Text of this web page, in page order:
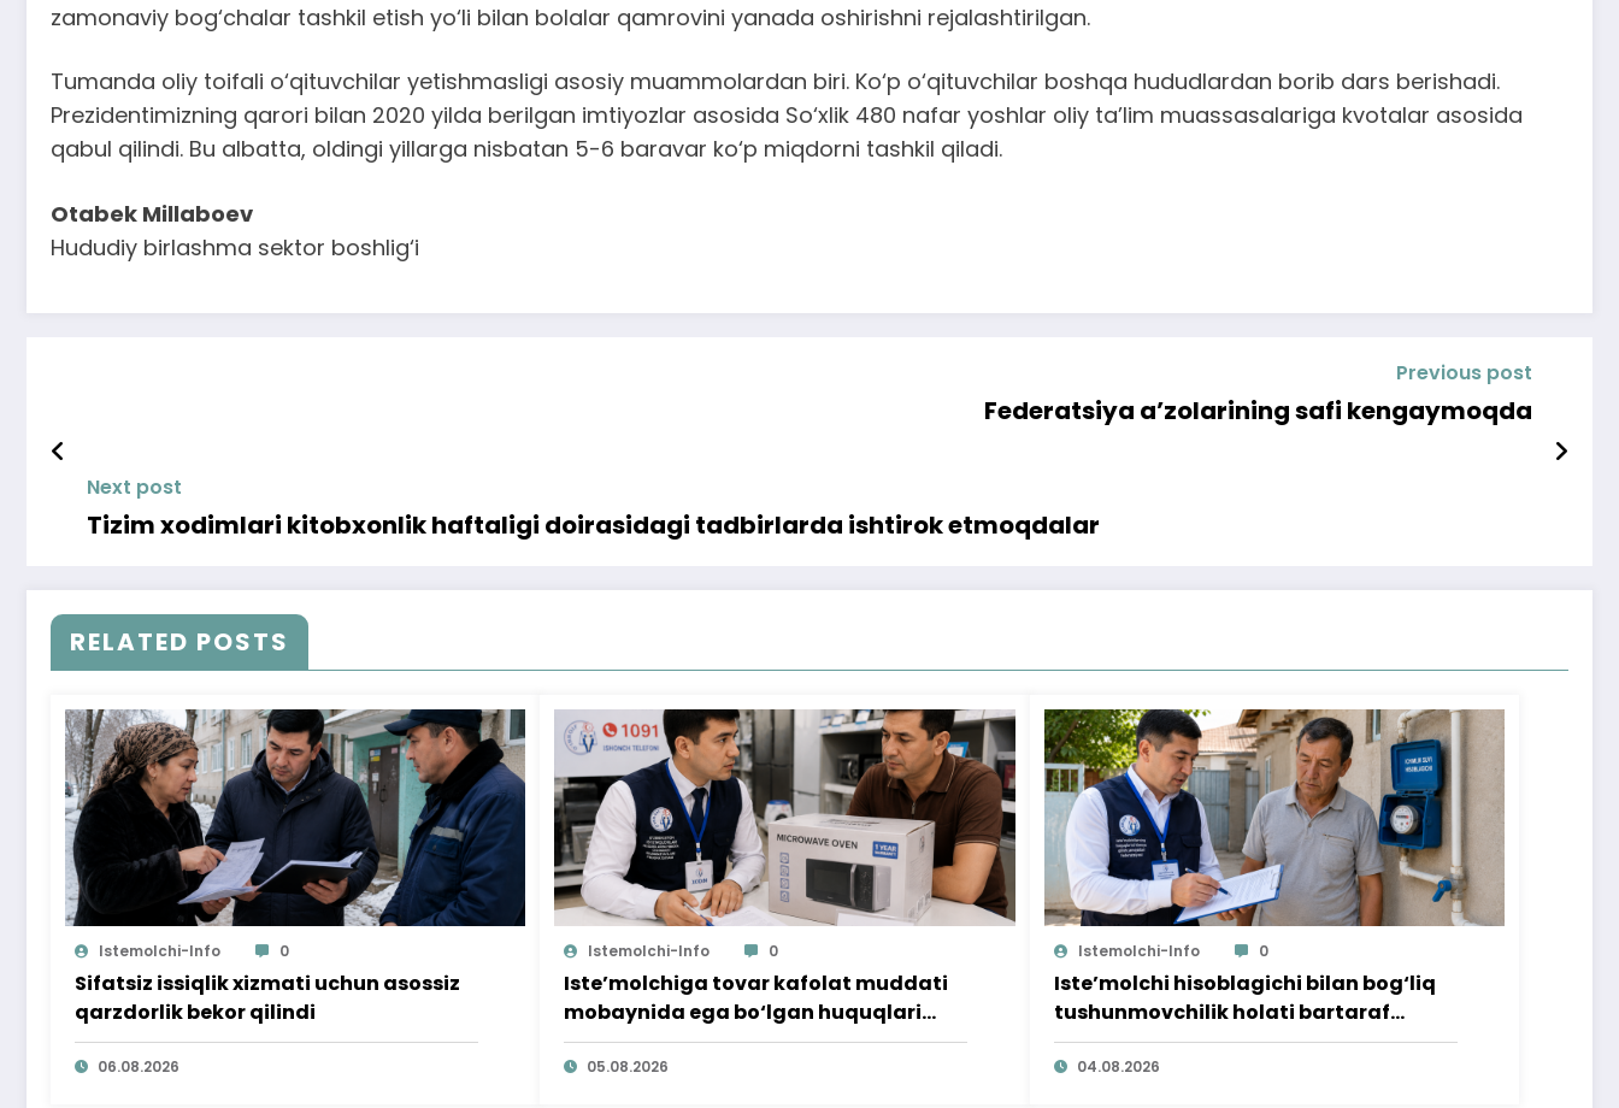
zamonaviy bog‘chalar tashkil etish yo‘li bilan bolalar qamrovini yanada oshirishni rejalashtirilgan.
Tumanda oliy toifali o‘qituvchilar yetishmasligi asosiy muammolardan biri. Ko‘p o‘qituvchilar boshqa hududlardan borib dars berishadi.
Prezidentimizning qarori bilan 2020 yilda berilgan imtiyozlar asosida So‘xlik 480 nafar yoshlar oliy ta’lim muassasalariga kvotalar asosida
qabul qilindi. Bu albatta, oldingi yillarga nisbatan 5-6 baravar ko‘p miqdorni tashkil qiladi.
Otabek Millaboev
Hududiy birlashma sektor boshlig‘i
Previous post
Federatsiya a’zolarining safi kengaymoqda
Next post
Tizim xodimlari kitobxonlik haftaligi doirasidagi tadbirlarda ishtirok etmoqdalar
RELATED POSTS
Istemolchi-Info 0
Sifatsiz issiqlik xizmati uchun asossiz
qarzdorlik bekor qilindi
06.08.2026
Istemolchi-Info 0
Iste’molchiga tovar kafolat muddati
mobaynida ega bo‘lgan huquqlari
ta’minlab berildi
05.08.2026
Istemolchi-Info 0
Iste’molchi hisoblagichi bilan bog‘liq
tushunmovchilik holati bartaraf
qilindi
04.08.2026